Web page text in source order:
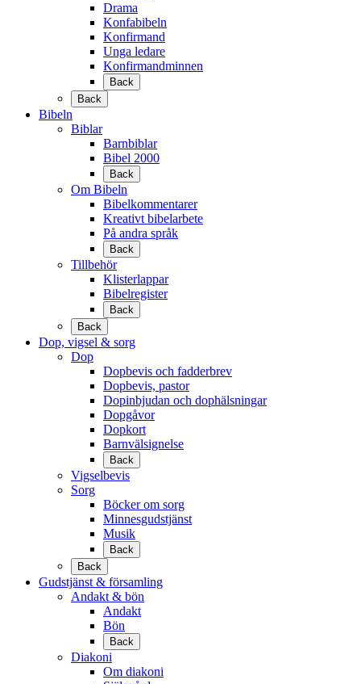
Drama
Konfabibeln
Konfirmand
Unga ledare
Konfirmandminnen
Back
Back
Bibeln
Biblar
Barnbiblar
Bibel 2000
Back
Om Bibeln
Bibelkommentarer
Kreativt bibelarbete
På andra språk
Back
Tillbehör
Klisterlappar
Bibelregister
Back
Back
Dop, vigsel & sorg
Dop
Dopbevis och fadderbrev
Dopbevis, pastor
Dopinbjudan och dophälsningar
Dopgåvor
Dopkort
Barnvälsignelse
Back
Vigselbevis
Sorg
Böcker om sorg
Minnesgudstjänst
Musik
Back
Back
Gudstjänst & församling
Andakt & bön
Andakt
Bön
Back
Diakoni
Om diakoni